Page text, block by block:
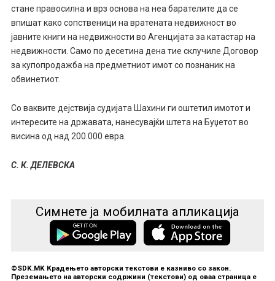
стане правосилна и врз основа на неа барателите да се
впишат како сопственици на вратената недвижност во
јавните книги на недвижности во Агенцијата за катастар на
недвижности. Само по десетина дена тие склучиле Договор
за купопродажба на предметниот имот со познаник на
обвинетиот.
Со ваквите дејствија судијата Шахини ги оштетил имотот и
интересите на државата, нанесувајќи штета на Буџетот во
висина од над 200.000 евра.
С. К. ДЕЛЕВСКА
Симнете ја мобилната апликација
©SDK.MK Крадењето авторски текстови е казниво со закон.
Преземањето на авторски содржини (текстови) од оваа страница е